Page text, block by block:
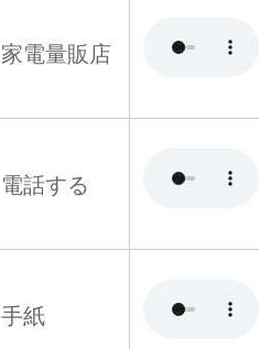
家電量販店
電話する
手紙